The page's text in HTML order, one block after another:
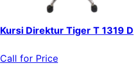
Kursi Direktur Tiger T 1319 D
Call for Price